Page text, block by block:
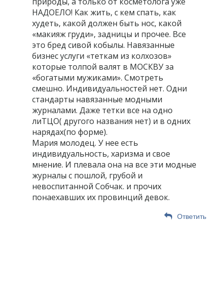
НАДОЕЛО! Как жить, с кем спать, как
худеть, какой должен быть нос, какой
«макияж груди», задницы и прочее. Все
это бред сивой кобылы. Навязанные
бизнес услуги «теткам из колхозов»
которые толпой валят в МОСКВУ за
«богатыми мужиками». Смотреть
смешно. Индивидуальностей нет. Одни
стандарты навязанные модными
журналами. Даже тетки все на одно
лиТЦО( другого названия нет) и в одних
нарядах(по форме).
Мария молодец. У нее есть
индивидуальность, харизма и свое
мнение. И плевала она на все эти модные
журналы с пошлой, грубой и
невоспитанной Собчак. и прочих
понаехавших их провинций девок.
Ответить